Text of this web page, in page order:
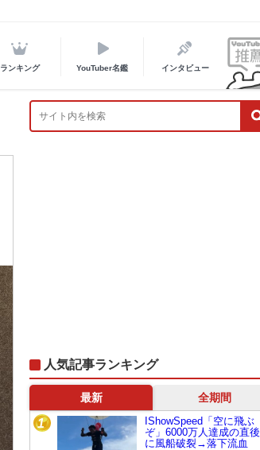
ランキング YouTuber名鑑 インタビュー
人気記事ランキング
最新 全期間
1
IShowSpeed「空に飛ぶ
ぞ」6000万人達成の直後
に風船破裂→落下流血